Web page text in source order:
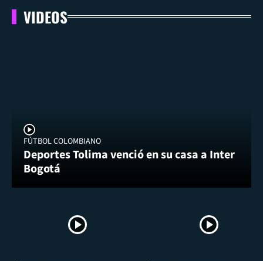
VIDEOS
FÚTBOL COLOMBIANO
Deportes Tolima venció en su casa a Inter
Bogotá